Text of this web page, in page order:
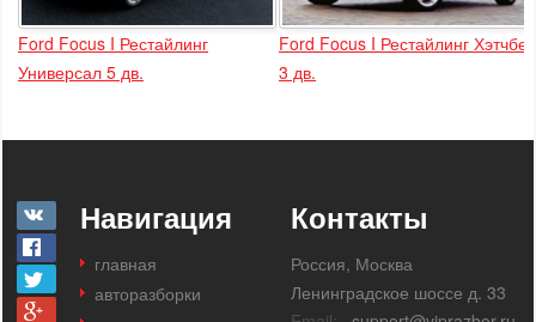
Ford Focus I Рестайлинг
Универсал 5 дв.
Ford Focus I Рестайлинг Хэтчбек
3 дв.
Навигация
главная
авторазборки
Контакты
Россия, Москва
Ленинградское шоссе д. 33